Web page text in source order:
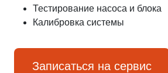
Тестирование насоса и блока
Калибровка системы
Записаться на сервис